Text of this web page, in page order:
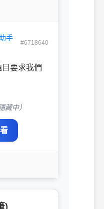
手
#6718640
要求我們
藏中）
)